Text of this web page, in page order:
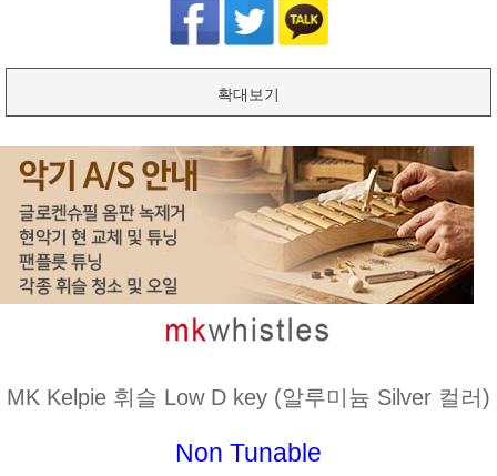
확대보기
MK Kelpie 휘슬 Low D key (알루미늄 Silver 컬러)
Non Tunable